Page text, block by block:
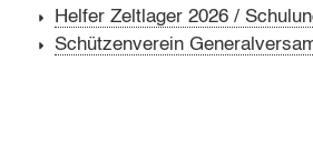
Helfer Zeltlager 2026 /
Schützenverein